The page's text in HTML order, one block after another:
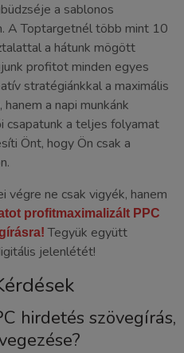
a sablonos
A Toptargetnél több mint 10
a hátunk mögött
profitot minden egyes
stratégiánkkal a maximális
a napi munkánk
csapatunk a teljes folyamat
Önt, hogy Ön csak a
végre ne csak vigyék, hanem
profitmaximalizált PPC
Tegyük együtt
jelenlétét!
hirdetés szövegírás,